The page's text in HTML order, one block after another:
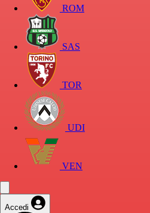
ROM
SAS
TOR
UDI
VEN
Accedi